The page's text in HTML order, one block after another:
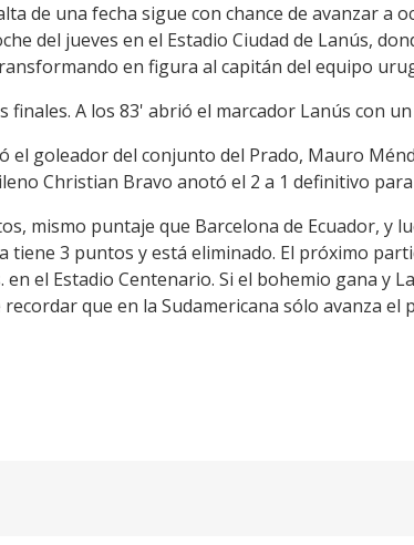
de una fecha sigue con chance de avanzar a
del jueves en el Estadio Ciudad de Lanús,
en figura al capitán del equipo
A los 83' abrió el marcador Lanús con
el goleador del conjunto del Prado, Mauro
Christian Bravo anotó el 2 a 1 definitivo
mismo puntaje que Barcelona de Ecuador, y
3 puntos y está eliminado. El próximo
en el Estadio Centenario. Si el bohemio gana y
que en la Sudamericana sólo avanza el